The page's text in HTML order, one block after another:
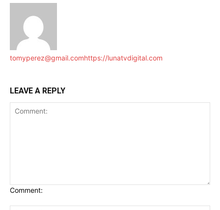
tomyperez@gmail.comhttps://lunatvdigital.com
LEAVE A REPLY
Comment: